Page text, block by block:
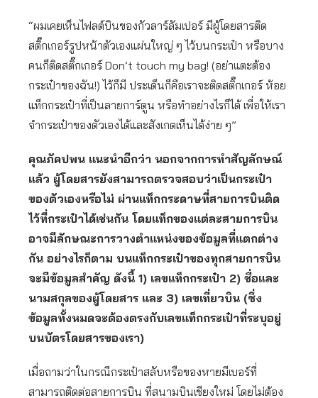
“ผมเคยเห็นไฟลต์บินของกัวลาร์ลัมเปอร์ มีผู้โดยสารติด
สติ๊กเกอร์รูปหน้าตัวเองแผ่นใหญ่ ๆ ไว้บนกระเป๋า หรือบาง
คนก็ติดสติ๊กเกอร์ Don’t touch my bag! (อย่าแตะต้อง
กระเป๋าของฉัน!) ไว้ก็มี ประเด็นก็คือเราจะติดสติ๊กเกอร์ ห้อย
แท็กกระเป๋าที่เป็นลายการ์ตูน หรือทำอย่างไรก็ได้ เพื่อให้เรา
จำกระเป๋าของตัวเองได้และสังเกตเห็นได้ง่าย ๆ”
คุณภัคปพน แนะนำอีกว่า นอกจากการทำสัญลักษณ์
แล้ว ผู้โดยสารยังสามารถตรวจสอบว่าเป็นกระเป๋า
ของตัวเองหรือไม่ ผ่านแท็กกระดาษที่สายการบินติด
ไว้ที่กระเป๋าได้เช่นกัน โดยแท็กของแต่ละสายการบิน
อาจมีลักษณะการวางตำแหน่งของข้อมูลที่แตกต่าง
กัน อย่างไรก็ตาม บนแท็กกระเป๋าของทุกสายการบิน
จะมีข้อมูลสำคัญ ดังนี้ 1) เลขแท็กกระเป๋า 2) ชื่อและ
นามสกุลของผู้โดยสาร และ 3) เลขเที่ยวบิน (ซึ่ง
ข้อมูลทั้งหมดจะต้องตรงกับเลขแท็กกระเป๋าที่ระบุอยู่
บนบัตรโดยสารของเรา)
เมื่อถามว่าในกรณีกระเป๋าสลับหรือของหายมีเบอร์ที่
สามารถติดต่อสายการบิน ที่สนามบินเชียงใหม่ โดยไม่ต้อง